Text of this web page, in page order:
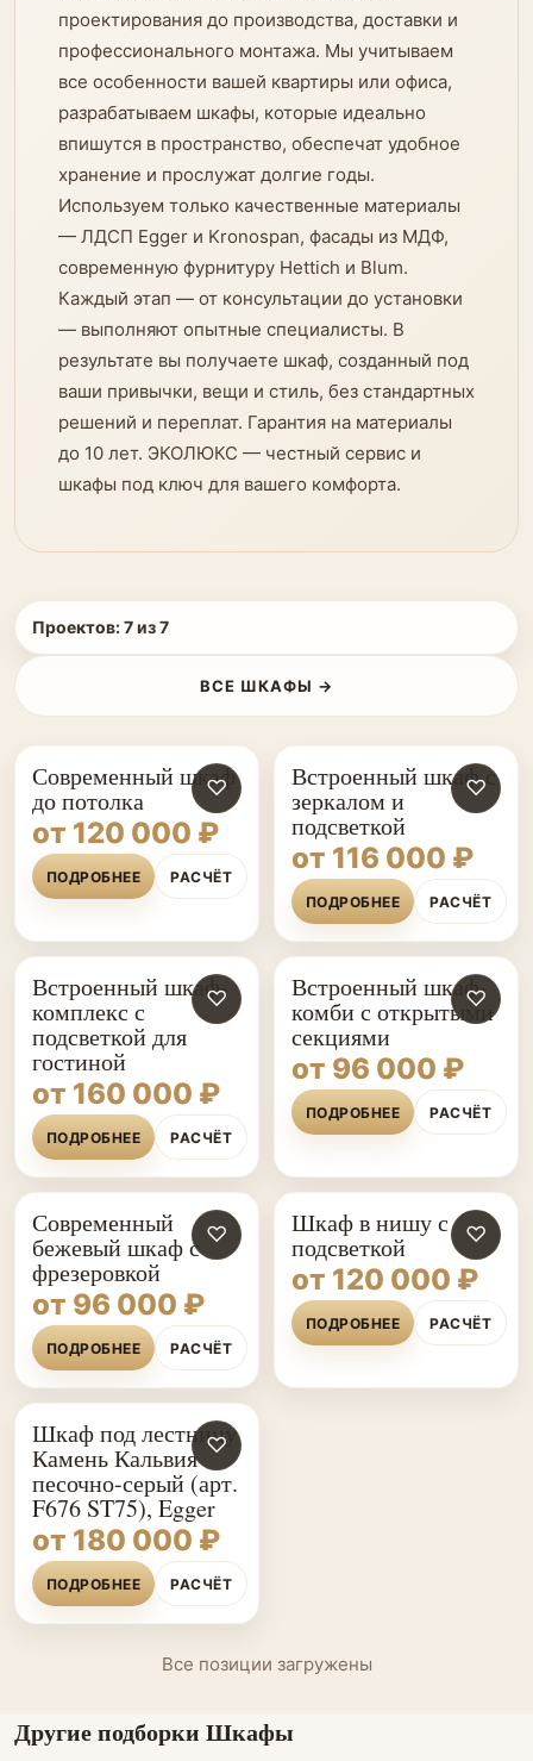
проектирования до производства, доставки и
профессионального монтажа. Мы учитываем
все особенности вашей квартиры или офиса,
разрабатываем шкафы, которые идеально
впишутся в пространство, обеспечат удобное
хранение и прослужат долгие годы.
Используем только качественные материалы
— ЛДСП Egger и Kronospan, фасады из МДФ,
современную фурнитуру Hettich и Blum.
Каждый этап — от консультации до установки
— выполняют опытные специалисты. В
результате вы получаете шкаф, созданный под
ваши привычки, вещи и стиль, без стандартных
решений и переплат. Гарантия на материалы
до 10 лет. ЭКОЛЮКС — честный сервис и
шкафы под ключ для вашего комфорта.
Проектов:7из7
ВСЕ ШКАФЫ →
♡
Современный шкаф
до потолка
от 120 000 ₽
ПОДРОБНЕЕ РАСЧЁТ
♡
Встроенный шкаф с
зеркалом и
подсветкой
от 116 000 ₽
ПОДРОБНЕЕ РАСЧЁТ
♡
Встроенный шкаф-
комплекс с
подсветкой для
гостиной
от 160 000 ₽
ПОДРОБНЕЕ РАСЧЁТ
♡
Встроенный шкаф-
комби с открытыми
секциями
от 96 000 ₽
ПОДРОБНЕЕ РАСЧЁТ
♡
Современный
бежевый шкаф с
фрезеровкой
от 96 000 ₽
ПОДРОБНЕЕ РАСЧЁТ
♡
Шкаф в нишу с
подсветкой
от 120 000 ₽
ПОДРОБНЕЕ РАСЧЁТ
♡
Шкаф под лестницу
Камень Кальвия
песочно-серый (арт.
F676 ST75), Egger
от 180 000 ₽
ПОДРОБНЕЕ РАСЧЁТ
Все позиции загружены
Другие подборки Шкафы